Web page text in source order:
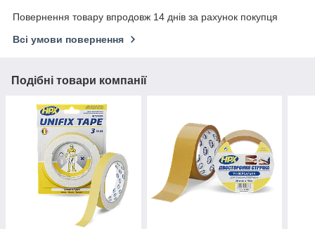
Повернення товару впродовж 14 днів за рахунок покупця
Всі умови повернення
Подібні товари компанії